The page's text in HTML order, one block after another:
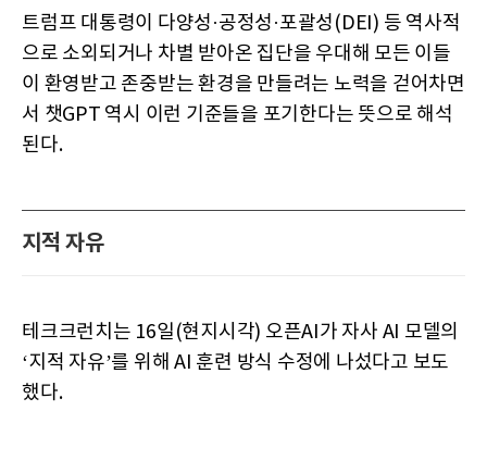
트럼프 대통령이 다양성·공정성·포괄성(DEI) 등 역사적
으로 소외되거나 차별 받아온 집단을 우대해 모든 이들
이 환영받고 존중받는 환경을 만들려는 노력을 걷어차면
서 챗GPT 역시 이런 기준들을 포기한다는 뜻으로 해석
된다.
지적 자유
테크크런치는 16일(현지시각) 오픈AI가 자사 AI 모델의
‘지적 자유’를 위해 AI 훈련 방식 수정에 나섰다고 보도
했다.